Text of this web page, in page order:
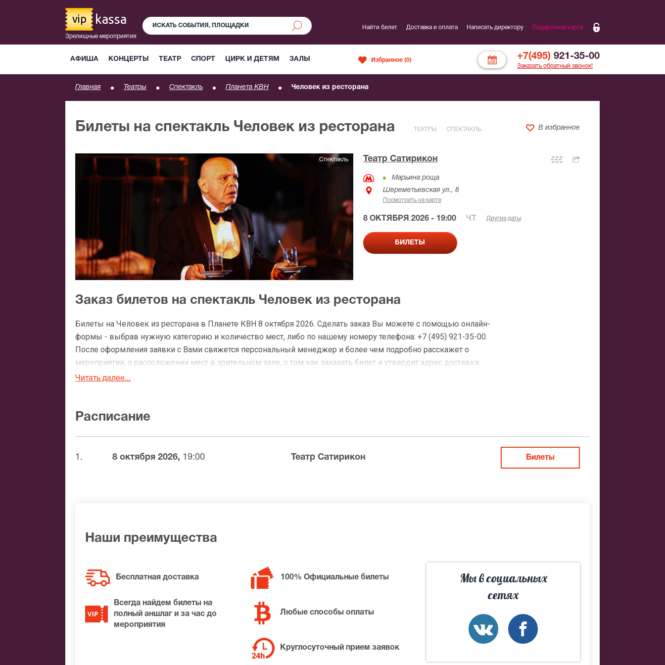
vip kassa
Зрелищные мероприятия
АФИША КОНЦЕРТЫ ТЕАТР СПОРТ ЦИРК И ДЕТЯМ ЗАЛЫ
Найти билет Доставка и оплата Написать директору Подарочная карта
+7(495) 921-35-00
Заказать обратный звонок!
Избранное (0)
Главная Театры Спектакль Планета КВН Человек из ресторана
Билеты на спектакль Человек из ресторана ТЕАТРЫ СПЕКТАКЛЬ В избранное
Спектакль Театр Сатирикон
Марьина роща
Шереметьевская ул., 8
Посмотреть на карте
8 ОКТЯБРЯ 2026 - 19:00 ЧТ Другие даты
БИЛЕТЫ
Заказ билетов на спектакль Человек из ресторана
Билеты на Человек из ресторана в Планете КВН 8 октября 2026. Сделать заказ Вы можете с помощью онлайн-
формы - выбрав нужную категорию и количество мест, либо по нашему номеру телефона: +7 (495) 921-35-00.
После оформления заявки с Вами свяжется персональный менеджер и более чем подробно расскажет о
мероприятии, о расположении мест в зрительном зале, о том как заказать билет и утвердит адрес доставки.
После бронирования билетов, ожидайте доставку по Москве в течение не более 2-х часов. Бесплатная
доставка билетов осуществляется в пределах МКАД возле метро или в пешей доступности. Оплатить заказ
Вы можете с помощью:
Банковской картой
BitCoin
удалось найти нужные билеты на Человек из ресторана, позвоните нам в call-центр и мы обязательно
подберем Вам лучшие места по доступной цене.
Читать далее...
Расписание
1. 8 октября 2026, 19:00 Театр Сатирикон Билеты
Наши преимущества
Бесплатная доставка 100% Официальные билеты
Всегда найдем билеты на
полный аншлаг и за час до
мероприятия
Любые способы оплаты
Круглосуточный прием заявок
Мы в социальных
сетях